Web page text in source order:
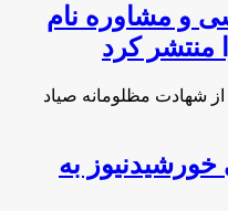
و مشاوره نام
منتشر کرد
از شهادت مظلومانه صیاد
به